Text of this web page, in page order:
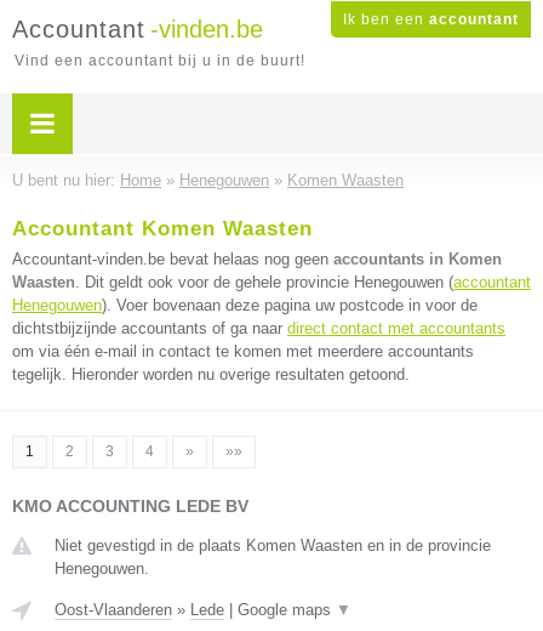
Ik ben een accountant
Accountant -vinden.be
Vind een accountant bij u in de buurt!
U bent nu hier: Home » Henegouwen » Komen Waasten
Accountant Komen Waasten
Accountant-vinden.be bevat helaas nog geen accountants in Komen
Waasten. Dit geldt ook voor de gehele provincie Henegouwen (accountant
Henegouwen). Voer bovenaan deze pagina uw postcode in voor de
dichtstbijzijnde accountants of ga naar direct contact met accountants
om via één e-mail in contact te komen met meerdere accountants
tegelijk. Hieronder worden nu overige resultaten getoond.
1 2 3 4 » »»
KMO ACCOUNTING LEDE BV
Niet gevestigd in de plaats Komen Waasten en in de provincie
Henegouwen.
Oost-Vlaanderen » Lede Google maps ▼